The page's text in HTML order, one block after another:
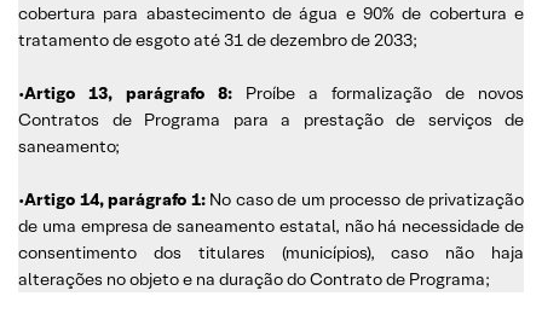
cobertura para abastecimento de água e 90% de cobertura e
tratamento de esgoto até 31 de dezembro de 2033;
•Artigo 13, parágrafo 8: Proíbe a formalização de novos
Contratos de Programa para a prestação de serviços de
saneamento;
•Artigo 14, parágrafo 1: No caso de um processo de privatização
de uma empresa de saneamento estatal, não há necessidade de
consentimento dos titulares (municípios), caso não haja
alterações no objeto e na duração do Contrato de Programa;